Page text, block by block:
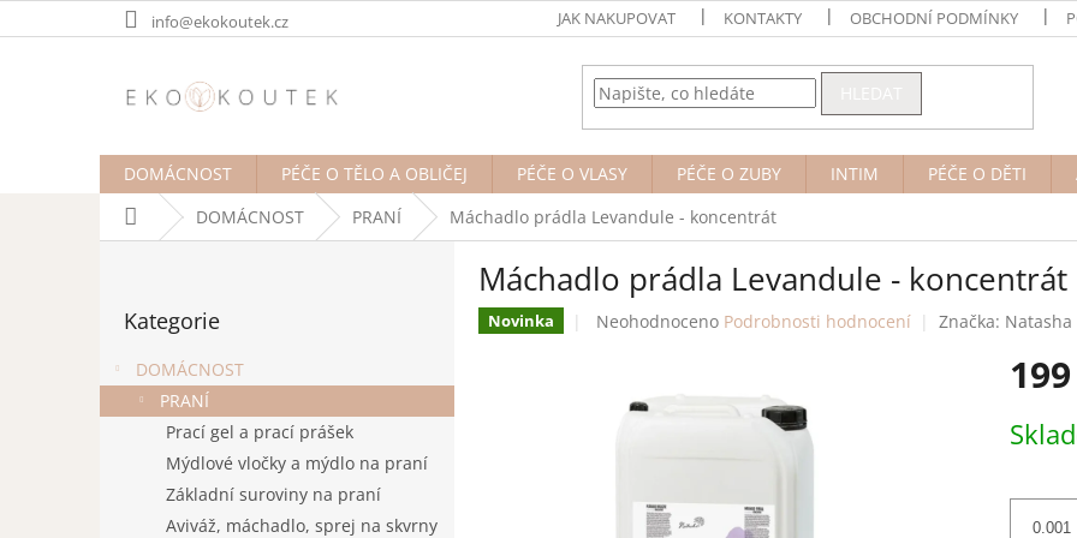
na
info@ekokoutek.cz JAK NAKUPOVAT KONTAKTY OBCHODNÍ PODMÍNKY
DOMÁCNOST PÉČE O TĚLO A OBLIČEJ PÉČE O VLASY PÉČE O ZUBY INTIM PÉČE O DĚTI
Domů DOMÁCNOST PRANÍ Máchadlo prádla Levandule - koncentrát
a
n
kategorie
Kategorie
DOMÁCNOST
PRANÍ
Prací gel a prací prášek
Mýdlové vločky a mýdlo na praní
Základní suroviny na praní
Aviváž, máchadlo, sprej na skvrny
Máchadlo prádla Levandule - koncentrát
Novinka
Průměrné
Neohodnoceno Podrobnosti hodnocení Značka: Natasha
cena: